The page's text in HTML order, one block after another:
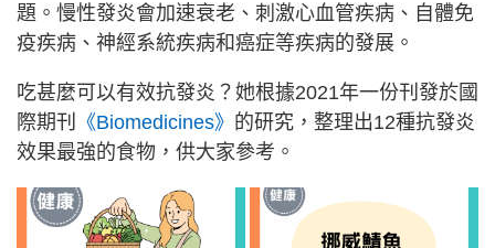
題。慢性發炎會加速衰老、刺激心血管疾病、自體免
疫疾病、神經系統疾病和癌症等疾病的發展。
吃甚麼可以有效抗發炎？她根據2021年一份刊發於國
際期刊
《Biomedicines》 的研究，整理出12種抗發炎
效果最強的食物，供大家參考。